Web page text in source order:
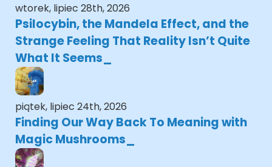
wtorek, lipiec 28th, 2026
Psilocybin, the Mandela Effect, and the
Strange Feeling That Reality Isn’t Quite
What It Seems
piątek, lipiec 24th, 2026
Finding Our Way Back To Meaning with
Magic Mushrooms